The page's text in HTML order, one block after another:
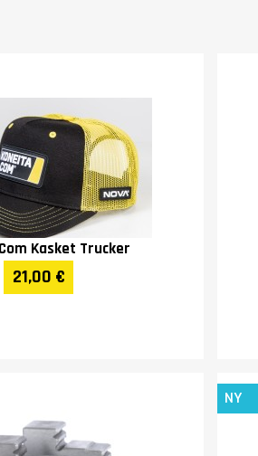
Kasket Trucker
21,00 €
NY